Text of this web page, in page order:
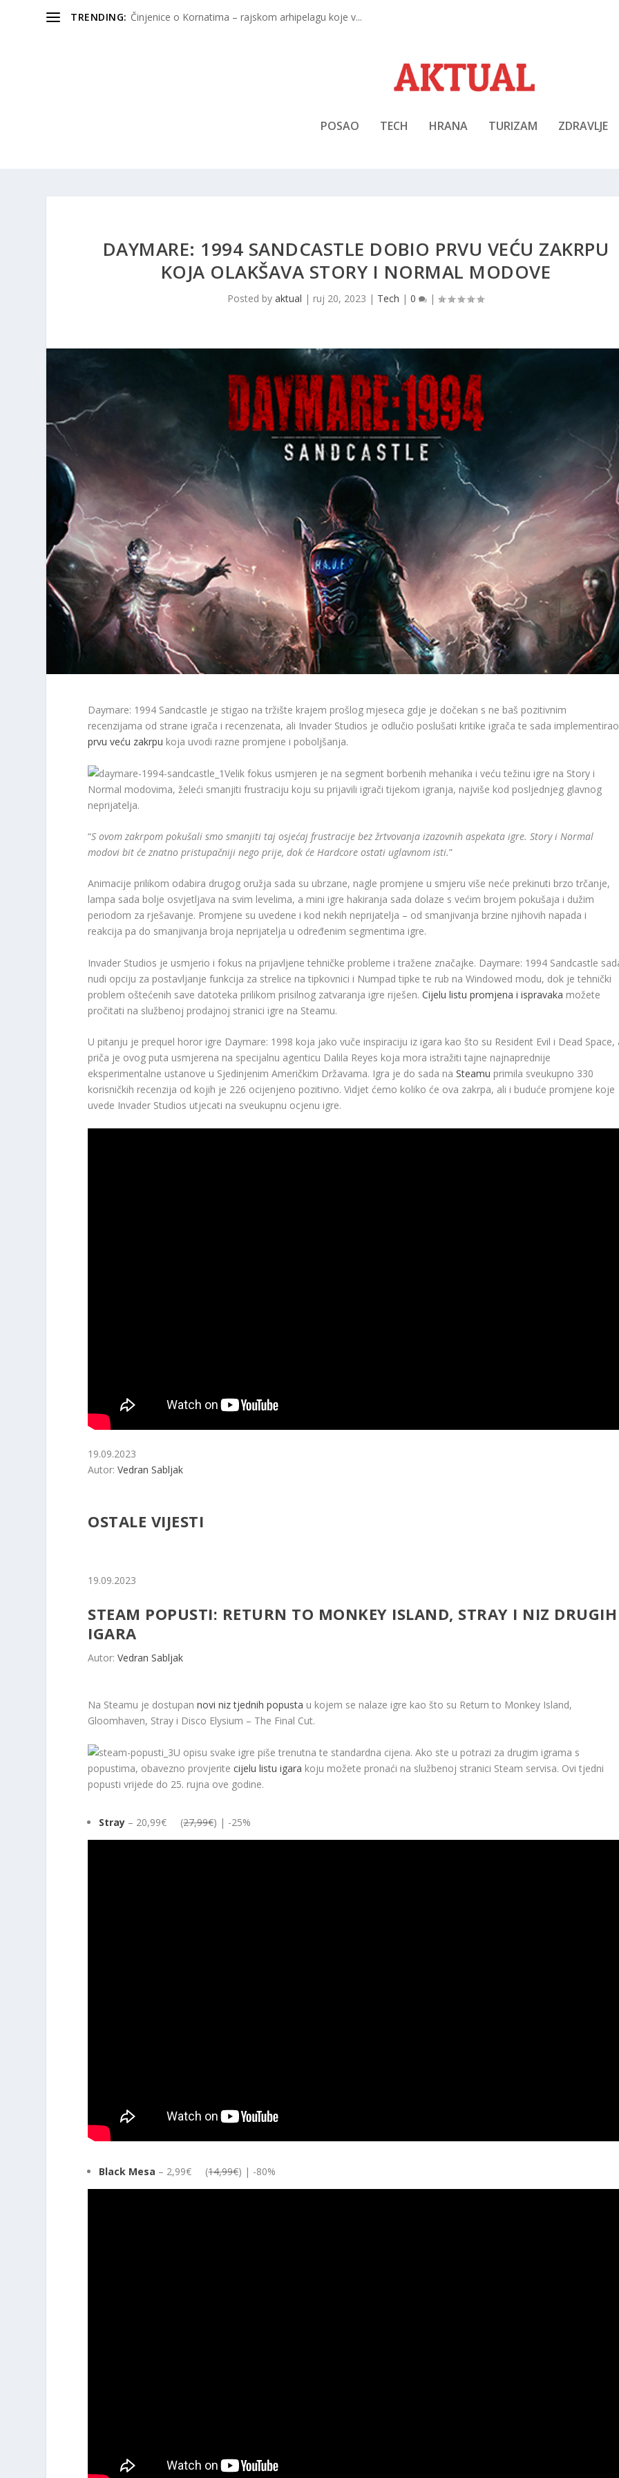
TRENDING: Činjenice o Kornatima – rajskom arhipelagu koje v...
POSAO TECH HRANA TURIZAM ZDRAVLJE
DAYMARE: 1994 SANDCASTLE DOBIO PRVU VEĆU ZAKRPU
KOJA OLAKŠAVA STORY I NORMAL MODOVE
Posted byaktual | ruj 20, 2023 | Tech |0 |
Daymare: 1994 Sandcastle je stigao na tržište krajem prošlog mjeseca gdje je dočekan s ne baš pozitivnim
recenzijama od strane igrača i recenzenata, ali Invader Studios je odlučio poslušati kritike igrača te sada implementirao
prvu veću zakrpu koja uvodi razne promjene i poboljšanja.
Velik fokus usmjeren je na segment borbenih mehanika i veću težinu igre na Story i
Normal modovima, želeći smanjiti frustraciju koju su prijavili igrači tijekom igranja, najviše kod posljednjeg glavnog
neprijatelja.
“S ovom zakrpom pokušali smo smanjiti taj osjećaj frustracije bez žrtvovanja izazovnih aspekata igre. Story i Normal
modovi bit će znatno pristupačniji nego prije, dok će Hardcore ostati uglavnom isti.”
Animacije prilikom odabira drugog oružja sada su ubrzane, nagle promjene u smjeru više neće prekinuti brzo trčanje,
lampa sada bolje osvjetljava na svim levelima, a mini igre hakiranja sada dolaze s većim brojem pokušaja i dužim
periodom za rješavanje. Promjene su uvedene i kod nekih neprijatelja – od smanjivanja brzine njihovih napada i
reakcija pa do smanjivanja broja neprijatelja u određenim segmentima igre.
Invader Studios je usmjerio i fokus na prijavljene tehničke probleme i tražene značajke. Daymare: 1994 Sandcastle
nudi opciju za postavljanje funkcija za strelice na tipkovnici i Numpad tipke te rub na Windowed modu, dok je tehnički
problem oštećenih save datoteka prilikom prisilnog zatvaranja igre riješen.Cijelu listu promjena i ispravaka možete
pročitati na službenoj prodajnoj stranici igre na Steamu.
U pitanju je prequel horor igre Daymare: 1998 koja jako vuče inspiraciju iz igara kao što su Resident Evil i Dead Space,
priča je ovog puta usmjerena na specijalnu agenticu Dalila Reyes koja mora istražiti tajne najnaprednije
eksperimentalne ustanove u Sjedinjenim Američkim Državama. Igra je do sada naSteamu primila sveukupno 330
korisničkih recenzija od kojih je 226 ocijenjeno pozitivno. Vidjet ćemo koliko će ova zakrpa, ali i buduće promjene koje
uvede Invader Studios utjecati na sveukupnu ocjenu igre.
19.09.2023
Autor:Vedran Sabljak
OSTALE VIJESTI
19.09.2023
STEAM POPUSTI: RETURN TO MONKEY ISLAND, STRAY I NIZ DRUGIH
IGARA
Autor:Vedran Sabljak
Na Steamu je dostupannovi niz tjednih popusta u kojem se nalaze igre kao što su Return to Monkey Island,
Gloomhaven, Stray i Disco Elysium – The Final Cut.
U opisu svake igre piše trenutna te standardna cijena. Ako ste u potrazi za drugim igrama s
popustima, obavezno provjeritecijelu listu igara koju možete pronaći na službenoj stranici Steam servisa. Ovi tjedni
popusti vrijede do 25. rujna ove godine.
Stray – 20,99€ (27,99€) | -25%
Black Mesa – 2,99€ (14,99€) | -80%